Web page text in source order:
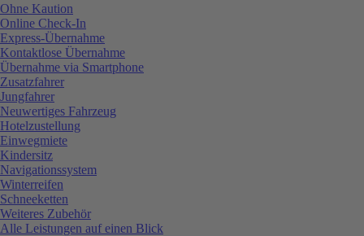
Ohne Kaution
Online Check-In
Express-Übernahme
Kontaktlose Übernahme
Übernahme via Smartphone
Zusatzfahrer
Jungfahrer
Neuwertiges Fahrzeug
Hotelzustellung
Einwegmiete
Kindersitz
Navigationssystem
Winterreifen
Schneeketten
Weiteres Zubehör
Alle Leistungen auf einen Blick